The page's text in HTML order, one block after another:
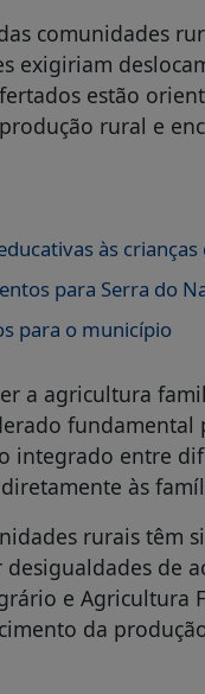
comunidades
exigiriam
estão
rural e
às
para Serra do
para o município
a agricultura
fundamental
integrado entre
às
rurais têm
de
e Agricultura
da